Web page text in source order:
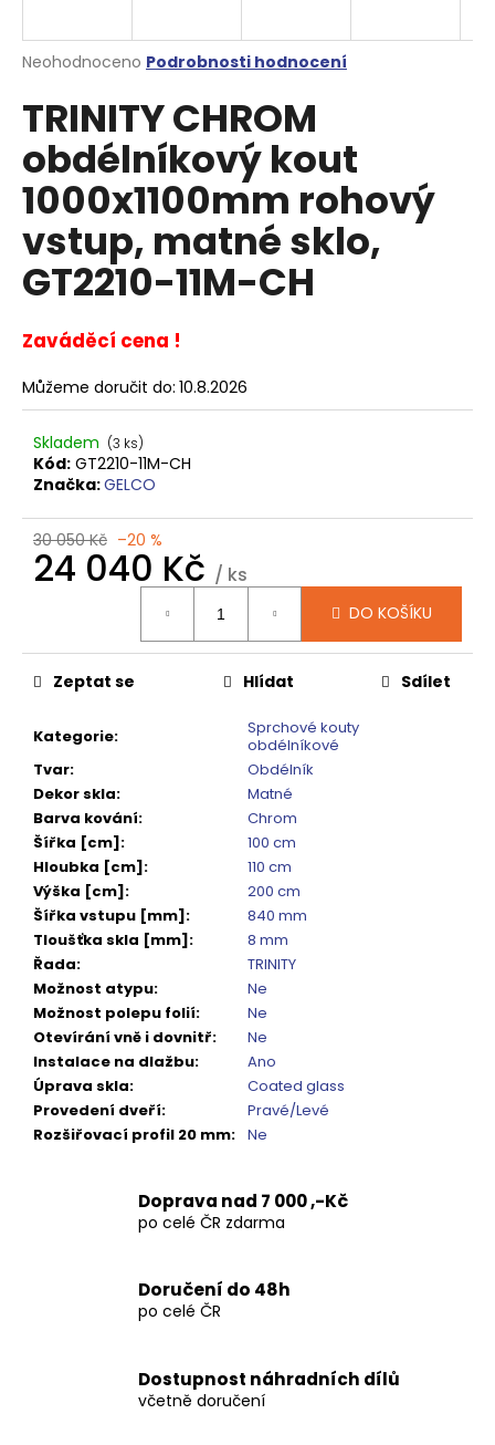
Průměrné
produktu
z
5
hvězdiček.
Neohodnoceno Podrobnosti hodnocení
TRINITY CHROM
obdélníkový kout
1000x1100mm rohový
vstup, matné sklo,
GT2210-11M-CH
Zaváděcí cena !
Můžeme doručit do: 10.8.2026
Skladem (3 ks)
Kód: GT2210-11M-CH
Značka:GELCO
30 050 Kč –20 %
24 040 Kč / ks
DO KOŠÍKU
Kategorie:
Sprchové kouty
obdélníkové
Tvar:
Obdélník
Dekor skla:
Matné
Barva kování:
Chrom
Šířka [cm]:
100 cm
Hloubka [cm]:
110 cm
Výška [cm]:
200 cm
Šířka vstupu [mm]:
840 mm
Tloušťka skla [mm]:
8 mm
Řada:
TRINITY
Možnost atypu:
Ne
Možnost polepu folií:
Ne
Otevírání vně i dovnitř:
Ne
Instalace na dlažbu:
Ano
Úprava skla:
Coated glass
Provedení dveří:
Pravé/Levé
Rozšiřovací profil 20 mm: Ne
Zeptat se Hlídat Sdílet
Doprava nad 7 000 ,-Kč
po celé ČR zdarma
Doručení do 48h
po celé ČR
Dostupnost náhradních dílů
včetně doručení
j
t
?
HLEDAT
D
o
p
u
č
u
VARIO
1000
MM
TMAVÉ
SKLO
GX1310
240
Kč
Původně:
550
Kč